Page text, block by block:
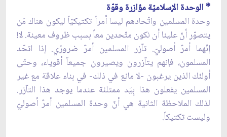
* الوحدة الإسلاميّة مؤازرة وقوّة
وحدة المسلمين واتّحادهم ليسا أمراً تكتيكيّاً ليكون هناك مَن
يتصوّر أنّ علينا أن نكون متّحدين معاً بسبب ظروف معينة. لا!
إنّهما أمرٌ أصوليّ. تآزر المسلمين أمرٌ ضرورّي. إذا اتحّد
المسلمون، فإنهم يتآزرون ويصيرون جميعاً أقوياء، وحتّى
أولئك الذين يرغبون -لا مانع في ذلك- في بناء علاقة مع غير
المسلمين يفعلون هذا بِيَد ممتلئة عندما يوجد هذا التآزر.
لذلك الملاحظة الثانية هي أنّ وحدة المسلمين أمرٌ أصوليّ
وليست تكتيكاً.